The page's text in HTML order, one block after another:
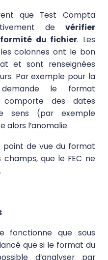
que Test Compta
de
vérifier
du fichier. Les
colonnes ont le bon
et sont renseignées
Par exemple pour la
demande le format
comporte des dates
sens (par exemple
alors l’anomalie.
point de vue du format
que le FEC ne
fonctionne que sous
que si le format du
d’analyser par